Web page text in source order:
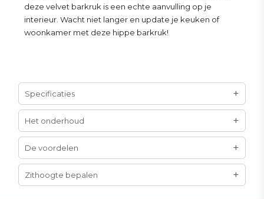
deze velvet barkruk is een echte aanvulling op je
interieur. Wacht niet langer en update je keuken of
woonkamer met deze hippe barkruk!
Specificaties
Het onderhoud
De voordelen
Zithoogte bepalen